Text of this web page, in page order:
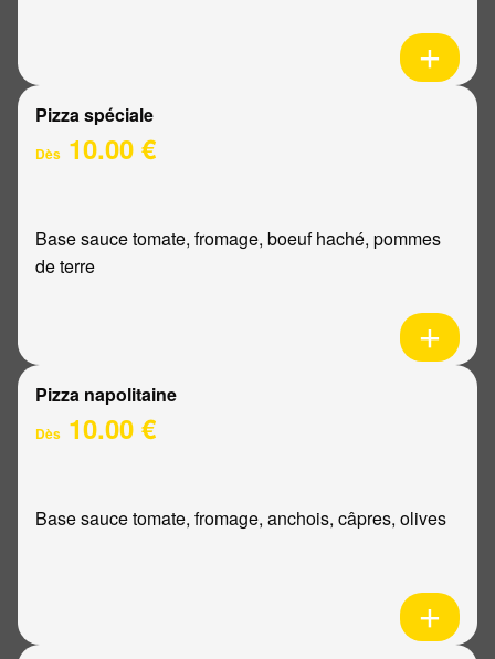
Pizza spéciale
Dès 10.00 €
Base sauce tomate, fromage, boeuf haché, pommes
de terre
Pizza napolitaine
Dès 10.00 €
Base sauce tomate, fromage, anchois, câpres, olives